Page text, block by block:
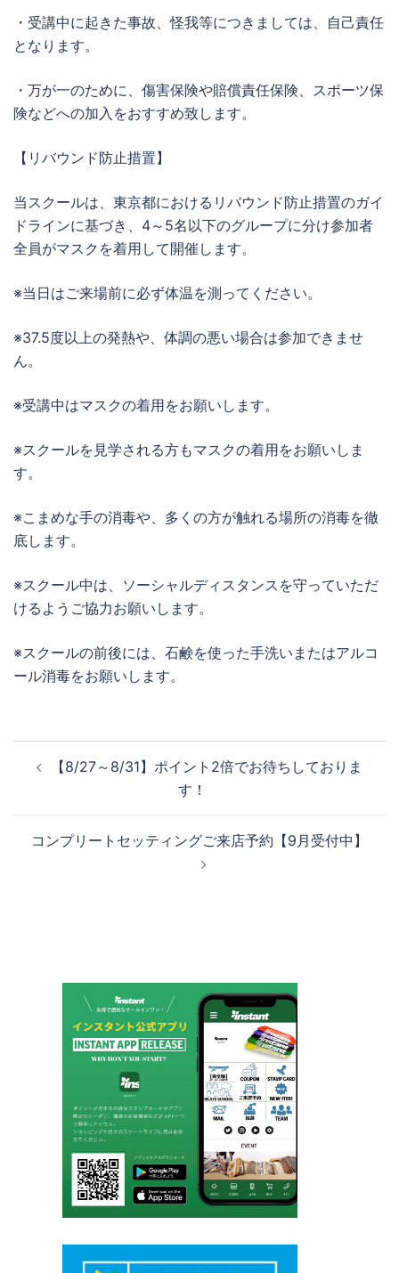
・受講中に起きた事故、怪我等につきましては、自己責任
となります。
・万が一のために、傷害保険や賠償責任保険、スポーツ保
険などへの加入をおすすめ致します。
【リバウンド防止措置】
当スクールは、東京都におけるリバウンド防止措置のガイ
ドラインに基づき、4～5名以下のグループに分け参加者
全員がマスクを着用して開催します。
※当日はご来場前に必ず体温を測ってください。
※37.5度以上の発熱や、体調の悪い場合は参加できませ
ん。
※受講中はマスクの着用をお願いします。
※スクールを見学される方もマスクの着用をお願いしま
す。
※こまめな手の消毒や、多くの方が触れる場所の消毒を徹
底します。
※スクール中は、ソーシャルディスタンスを守っていただ
けるようご協力お願いします。
※スクールの前後には、石鹸を使った手洗いまたはアルコ
ール消毒をお願いします。
ゲ
【8/27～8/31】ポイント2倍でお待ちしておりま
す！
コンプリートセッティングご来店予約【9月受付中】